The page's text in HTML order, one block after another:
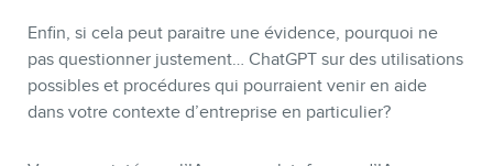
Enfin, si cela peut paraitre une évidence, pourquoi ne
pas questionner justement… ChatGPT sur des utilisations
possibles et procédures qui pourraient venir en aide
dans votre contexte d’entreprise en particulier?